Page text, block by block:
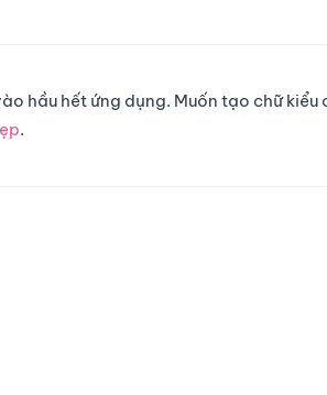
hầu hết ứng dụng. Muốn tạo chữ kiểu
.